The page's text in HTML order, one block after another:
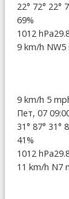
22° 72° 22°
69%
1012 hPa
9 km/h NW5
9 km/h 5
Пет, 07
31° 87° 31°
41%
1012 hPa
11 km/h N7